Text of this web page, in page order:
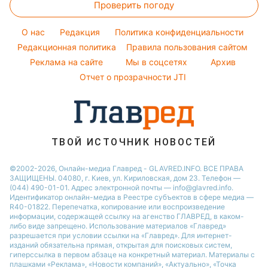
Кейт Миддлтон
Новости Львова
Новости Днепра
Комнатные растения
Погода на завтра
Пылевая буря
Денежная помощь
Тарифы
Курс валют
Проверить погоду
O нас Редакция
Политика конфиденциальности
Редакционная политика
Правила пользования сайтом
Реклама на сайте
Мы в соцсетях
Архив
Отчет о прозрачности JTI
ТВОЙ ИСТОЧНИК НОВОСТЕЙ
©2002-2026, Онлайн-медиа Главред - GLAVRED.INFO. ВСЕ ПРАВА
ЗАЩИЩЕНЫ. 04080, г. Киев, ул. Кириловская, дом 23. Телефон —
(044) 490-01-01. Адрес электронной почты — info@glavred.info.
Идентификатор онлайн-медиа в Реестре cубъектов в сфере медиа —
R40-01822. Перепечатка, копирование или воспроизведение
информации, содержащей ссылку на агенство ГЛАВРЕД, в каком-
либо виде запрещено. Использование материалов «Главред»
разрешается при условии ссылки на «Главред». Для интернет-
изданий обязательна прямая, открытая для поисковых систем,
гиперссылка в первом абзаце на конкретный материал. Материалы с
плашками «Реклама», «Новости компаний», «Актуально», «Точка